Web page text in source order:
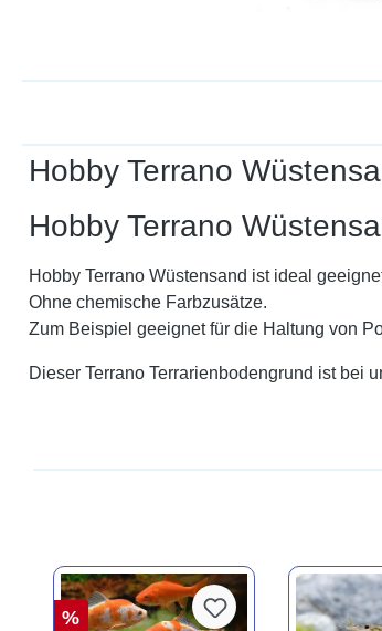
Hobby Terrano
Hobby Terrano
Hobby Terrano Wüstensand ist ideal
Ohne chemische Farbzusätze.
Zum Beispiel geeignet für die Haltung von
Dieser Terrano Terrarienbodengrund ist bei
%